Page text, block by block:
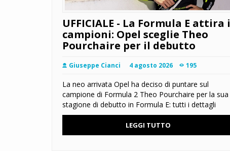
UFFICIALE - La Formula E attira i
campioni: Opel sceglie Theo
Pourchaire per il debutto
Giuseppe Cianci 4 agosto 2026 195
La neo arrivata Opel ha deciso di puntare sul
campione di Formula 2 Theo Pourchaire per la sua
stagione di debutto in Formula E: tutti i dettagli
LEGGI TUTTO